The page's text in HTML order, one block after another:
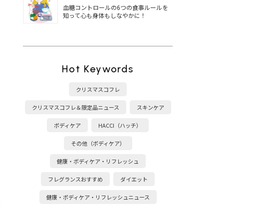
血糖コントロールの6つの食事ルールを
知って心も身体もしなやかに！
Hot Keywords
クリスマスコフレ
クリスマスコフレ＆限定品ニュース スキンケア
ボディケア HACCI（ハッチ）
その他（ボディケア）
健康・ボディケア・リフレッシュ
フレグランスおすすめ ダイエット
健康・ボディケア・リフレッシュニュース